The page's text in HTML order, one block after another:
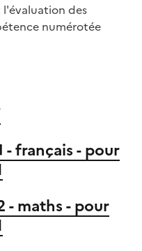
des
numérotée
- français - pour
- maths - pour